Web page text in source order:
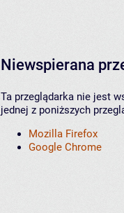
Niewspierana
Ta przeglądarka nie jest
jednej z poniższych
Mozilla Firefox
Google Chrome